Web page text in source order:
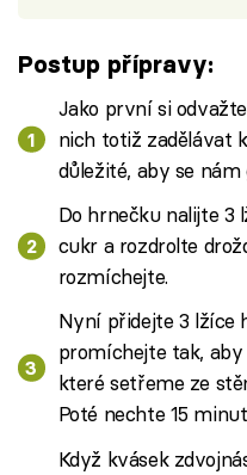
Postup přípravy:
Jako první si
nich totiž zadělávat
důležité, aby se
Do hrnečku nalijte 3
cukr a rozdrolte
rozmíchejte.
Nyní přidejte 3 lžíce
promíchejte tak,
které setřeme ze
Poté nechte 15
Když kvásek